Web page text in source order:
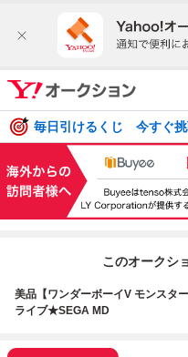
毎日引けるくじ 今すぐ
このオークシ
美品【ワンダーボーイV モンスタ
ライブ★SEGA MD